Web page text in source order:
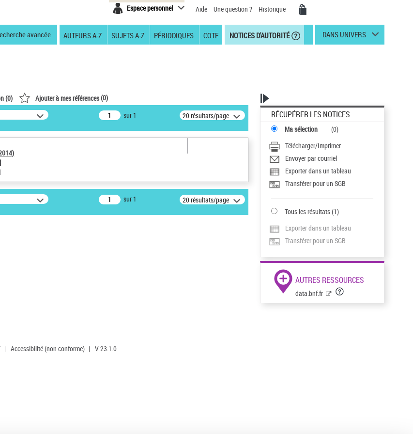
Espace personnel Aide Une question ? Historique
avancée AUTEURS A-Z SUJETS A-Z PÉRIODIQUES COTE NOTICES D'AUTORITÉ DANS UNIVERS
(0) Ajouter à mes références(0)
sur 1 20 résultats/page
sur 1 20 résultats/page
RÉCUPÉRER LES NOTICES
Ma sélection (0)
Télécharger/Imprimer
Envoyer par courriel
Exporter dans un tableau
Transférer pour un SGB
Tous les résultats(1)
Exporter dans un tableau
Transférer pour un SGB
AUTRES RESSOURCES
data.bnf.fr
| Accessibilité (non conforme) | V 23.1.0